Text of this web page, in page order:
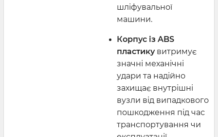
шліфувальної
машини.
Корпус із ABS
пластикувитримує
значні механічні
удари та надійно
захищає внутрішні
вузли від випадкового
пошкодження під час
транспортування чи